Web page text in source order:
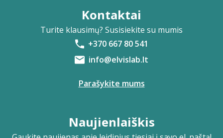
Kontaktai
Turite klausimų? Susisiekite su mumis
+370 667 80 541
info@elvislab.lt
Parašykite mums
Naujienlaiškis